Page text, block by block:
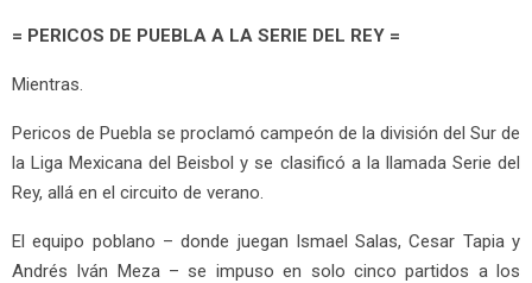
= PERICOS DE PUEBLA A LA SERIE DEL REY =
Mientras.
Pericos de Puebla se proclamó campeón de la división del Sur de
la Liga Mexicana del Beisbol y se clasificó a la llamada Serie del
Rey, allá en el circuito de verano.
El equipo poblano – donde juegan Ismael Salas, Cesar Tapia y
Andrés Iván Meza – se impuso en solo cinco partidos a los